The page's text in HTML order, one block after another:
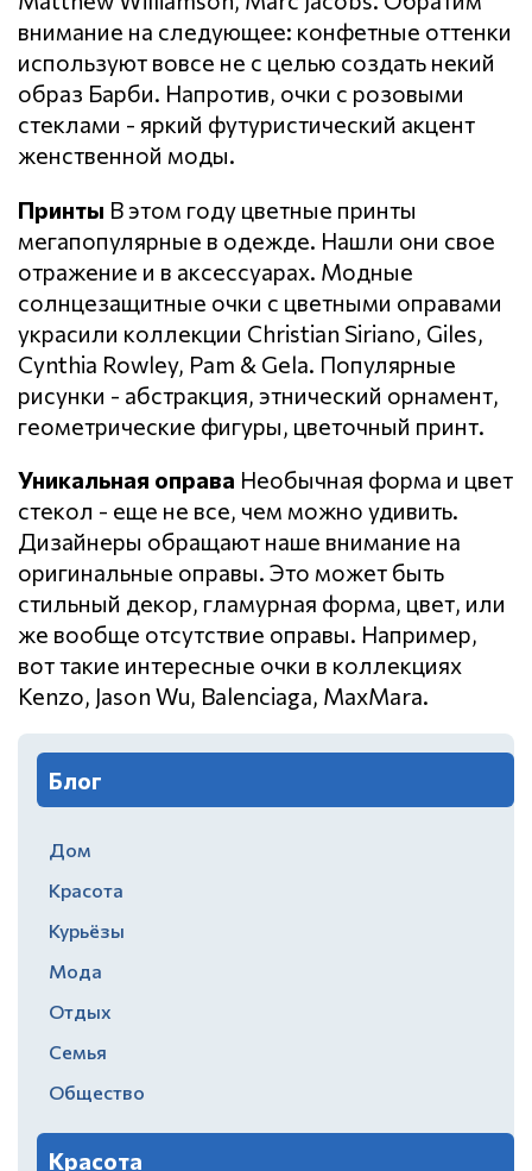
внимание на следующее: конфетные оттенки
используют вовсе не с целью создать некий
образ Барби. Напротив, очки с розовыми
стеклами - яркий футуристический акцент
женственной моды.
Принты В этом году цветные принты
мегапопулярные в одежде. Нашли они свое
отражение и в аксессуарах. Модные
солнцезащитные очки с цветными оправами
украсили коллекции Christian Siriano, Giles,
Cynthia Rowley, Pam & Gela. Популярные
рисунки - абстракция, этнический орнамент,
геометрические фигуры, цветочный принт.
Уникальная оправа Необычная форма и цвет
стекол - еще не все, чем можно удивить.
Дизайнеры обращают наше внимание на
оригинальные оправы. Это может быть
стильный декор, гламурная форма, цвет, или
же вообще отсутствие оправы. Например,
вот такие интересные очки в коллекциях
Kenzo, Jason Wu, Balenciaga, MaxMara.
Блог
Дом
Красота
Курьёзы
Мода
Отдых
Семья
Общество
Красота